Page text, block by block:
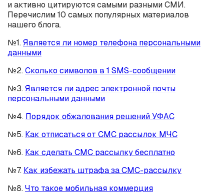
и активно цитируются самыми разными СМИ.
Перечислим 10 самых популярных материалов
нашего блога.
№1.Является ли номер телефона персональными
данными
№2.Сколько символов в 1 SMS-сообщении
№3.Является ли адрес электронной почты
персональными данными
№4. Порядок обжалования решений УФАС
№5. Как отписаться от СМС рассылок МЧС
№6. Как сделать СМС рассылку бесплатно
№7. Как избежать штрафа за СМС-рассылку
№8.Что такое мобильная коммерция